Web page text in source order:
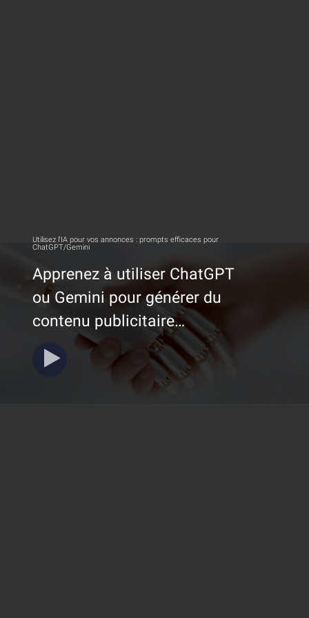
Utilisez l'IA pour vos annonces : prompts efficaces pour
ChatGPT/Gemini
Apprenez à utiliser ChatGPT
ou Gemini pour générer du
contenu publicitaire
pertinent.